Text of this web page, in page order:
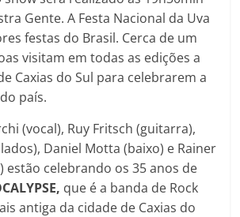
Gente. A Festa Nacional da Uva
festas do Brasil. Cerca de um
visitam em todas as edições a
Caxias do Sul para celebrarem a
país.
(vocal), Ruy Fritsch (guitarra),
Daniel Motta (baixo) e Rainer
estão celebrando os 35 anos de
que é a banda de Rock
antiga da cidade de Caxias do